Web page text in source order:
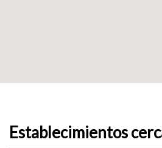
Establecimientos